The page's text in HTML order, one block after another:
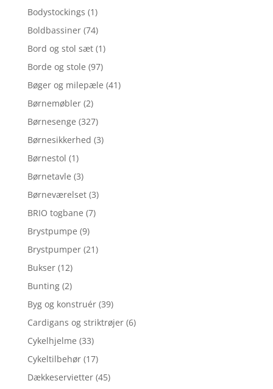
Bodystockings (1)
Boldbassiner (74)
Bord og stol sæt (1)
Borde og stole (97)
Bøger og milepæle (41)
Børnemøbler (2)
Børnesenge (327)
Børnesikkerhed (3)
Børnestol (1)
Børnetavle (3)
Børneværelset (3)
BRIO togbane (7)
Brystpumpe (9)
Brystpumper (21)
Bukser (12)
Bunting (2)
Byg og konstruér (39)
Cardigans og striktrøjer (6)
Cykelhjelme (33)
Cykeltilbehør (17)
Dækkeservietter (45)